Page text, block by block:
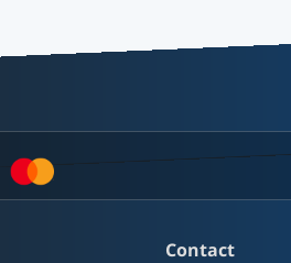
Contact